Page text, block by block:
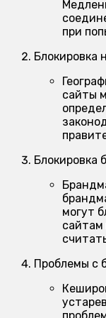
при
Блокировка
сайты
Блокировка
могут
сайтам
Проблемы с